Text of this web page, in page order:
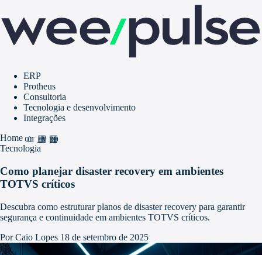
ERP
Protheus
Consultoria
Tecnologia e desenvolvimento
Integrações
Homehome
grid_view
apps
Tecnologia
Como planejar disaster recovery em ambientes
TOTVS críticos
Descubra como estruturar planos de disaster recovery para garantir
segurança e continuidade em ambientes TOTVS críticos.
Por Caio Lopes 18 de setembro de 2025